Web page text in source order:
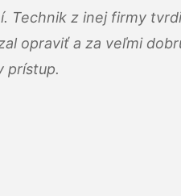
Technik z inej firmy
opraviť a za veľmi
prístup.